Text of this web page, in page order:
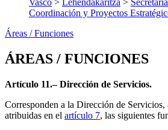
Vasco > Lehendakaritza >
Coordinación y Proyectos
Áreas / Funciones
ÁREAS / FUNCIONES
Artículo 11.– Dirección de Servicios.
Corresponden a la Dirección de Servicios,
atribuidas en el artículo 7, las siguientes